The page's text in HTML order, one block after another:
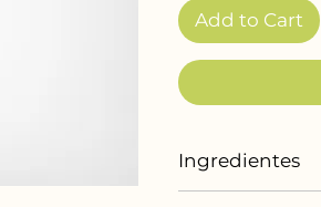
Add to Cart
Ingredientes